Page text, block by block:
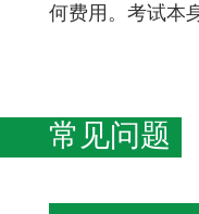
何费用。考试本
常见问题